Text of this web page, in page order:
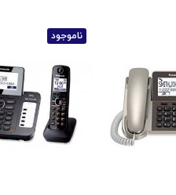
ناموجود